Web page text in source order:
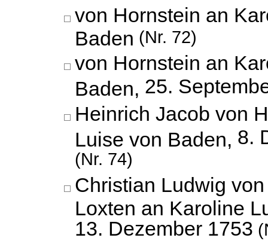
von Hornstein an
Baden (Nr. 72)
von Hornstein an
Baden, 25.
Heinrich Jacob von
Luise von Baden, 8.
(Nr. 74)
Christian Ludwig
Loxten an Karoline
13. Dezember 1753